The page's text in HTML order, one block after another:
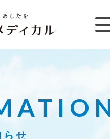
らせ